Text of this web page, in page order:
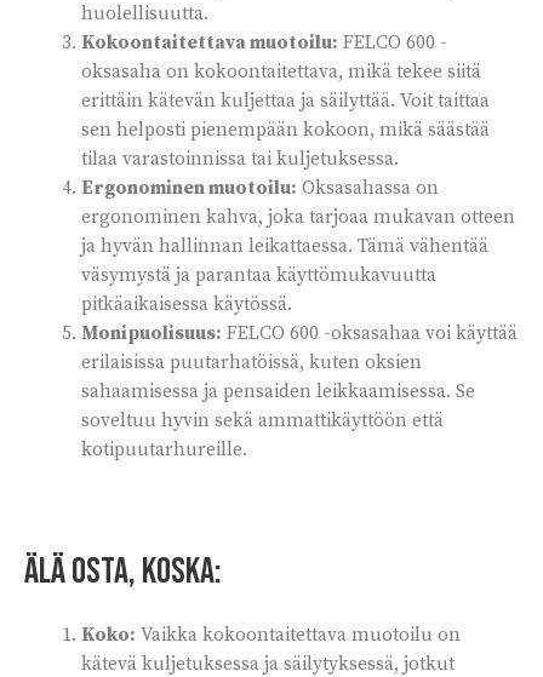
huolellisuutta.
Kokoontaitettava muotoilu: FELCO 600 -
oksasaha on kokoontaitettava, mikä tekee siitä
erittäin kätevän kuljettaa ja säilyttää. Voit taittaa
sen helposti pienempään kokoon, mikä säästää
tilaa varastoinnissa tai kuljetuksessa.
Ergonominen muotoilu: Oksasahassa on
ergonominen kahva, joka tarjoaa mukavan otteen
ja hyvän hallinnan leikattaessa. Tämä vähentää
väsymystä ja parantaa käyttömukavuutta
pitkäaikaisessa käytössä.
Monipuolisuus: FELCO 600 -oksasahaa voi käyttää
erilaisissa puutarhatöissä, kuten oksien
sahaamisessa ja pensaiden leikkaamisessa. Se
soveltuu hyvin sekä ammattikäyttöön että
kotipuutarhureille.
Älä osta, koska:
Koko: Vaikka kokoontaitettava muotoilu on
kätevä kuljetuksessa ja säilytyksessä, jotkut